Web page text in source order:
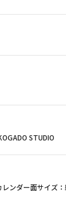
STUDIO
ンダー面サイズ：